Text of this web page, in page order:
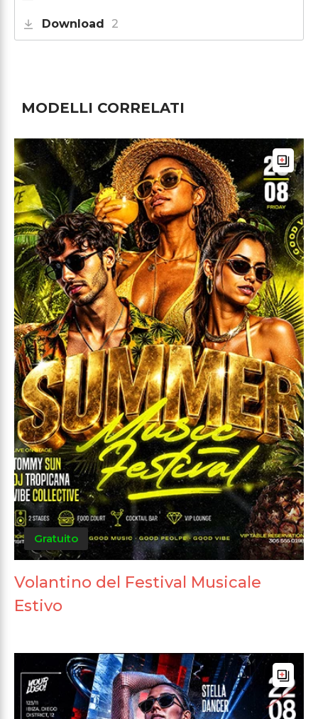
Download 2
MODELLI CORRELATI
Gratuito
Volantino del Festival Musicale
Estivo